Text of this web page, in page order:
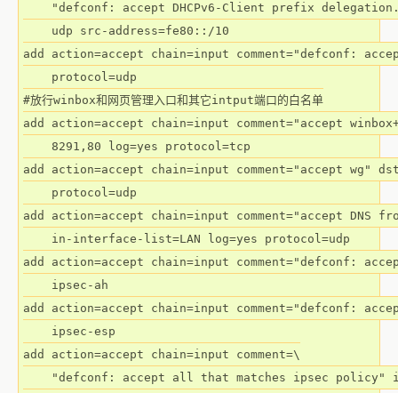
"defconf: accept DHCPv6-Client prefix
    udp src-address=fe80::/10
add action=accept chain=input comment="defconf:
    protocol=udp
#放行winbox和网页管理入口和其它intput端口的白名单
add action=accept chain=input comment="accept
    8291,80 log=yes protocol=tcp
add action=accept chain=input comment="accept wg"
    protocol=udp
add action=accept chain=input comment="accept DNS
    in-interface-list=LAN log=yes protocol=udp
add action=accept chain=input comment="defconf:
    ipsec-ah
add action=accept chain=input comment="defconf:
    ipsec-esp
add action=accept chain=input comment=\
"defconf: accept all that matches ipsec policy"